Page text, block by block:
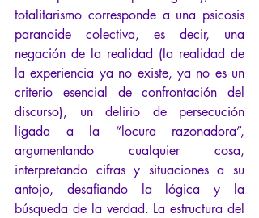
totalitarismo corresponde a una psicosis
paranoide colectiva, es decir, una
negación de la realidad (la realidad de
la experiencia ya no existe, ya no es un
criterio esencial de confrontación del
discurso), un delirio de persecución
ligada a la “locura razonadora”,
argumentando cualquier cosa,
interpretando cifras y situaciones a su
antojo, desafiando la lógica y la
búsqueda de la verdad. La estructura del